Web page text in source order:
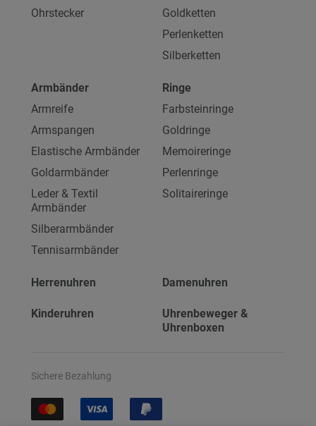
Ohrstecker
Goldketten
Perlenketten
Silberketten
Armbänder
Armreife
Armspangen
Elastische Armbänder
Goldarmbänder
Leder & Textil
Armbänder
Silberarmbänder
Tennisarmbänder
Ringe
Farbsteinringe
Goldringe
Memoireringe
Perlenringe
Solitaireringe
Herrenuhren Damenuhren
Kinderuhren
Uhrenbeweger &
Uhrenboxen
Sichere Bezahlung